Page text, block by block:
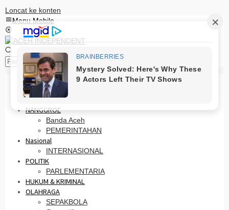
Loncat ke konten
Menu Mobile
HOME
PRO OTONOMI
NANGGROE
Banda Aceh
PEMERINTAHAN
Nasional
INTERNASIONAL
POLITIK
PARLEMENTARIA
HUKUM & KRIMINAL
OLAHRAGA
SEPAKBOLA